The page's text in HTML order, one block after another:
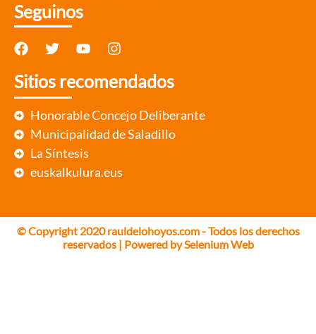
Seguinos
Sitios recomendados
Honorable Concejo Deliberante
Municipalidad de Saladillo
La Síntesis
euskalkulura.eus
© Copyright 2020 rauldelohoyos.com - Todos los derechos
reservados | Powered bySelenium Web